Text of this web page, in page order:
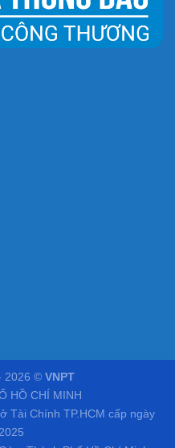
2026 © VNPT
HỒ CHÍ MINH
Tài Chính TP.HCM cấp ngày